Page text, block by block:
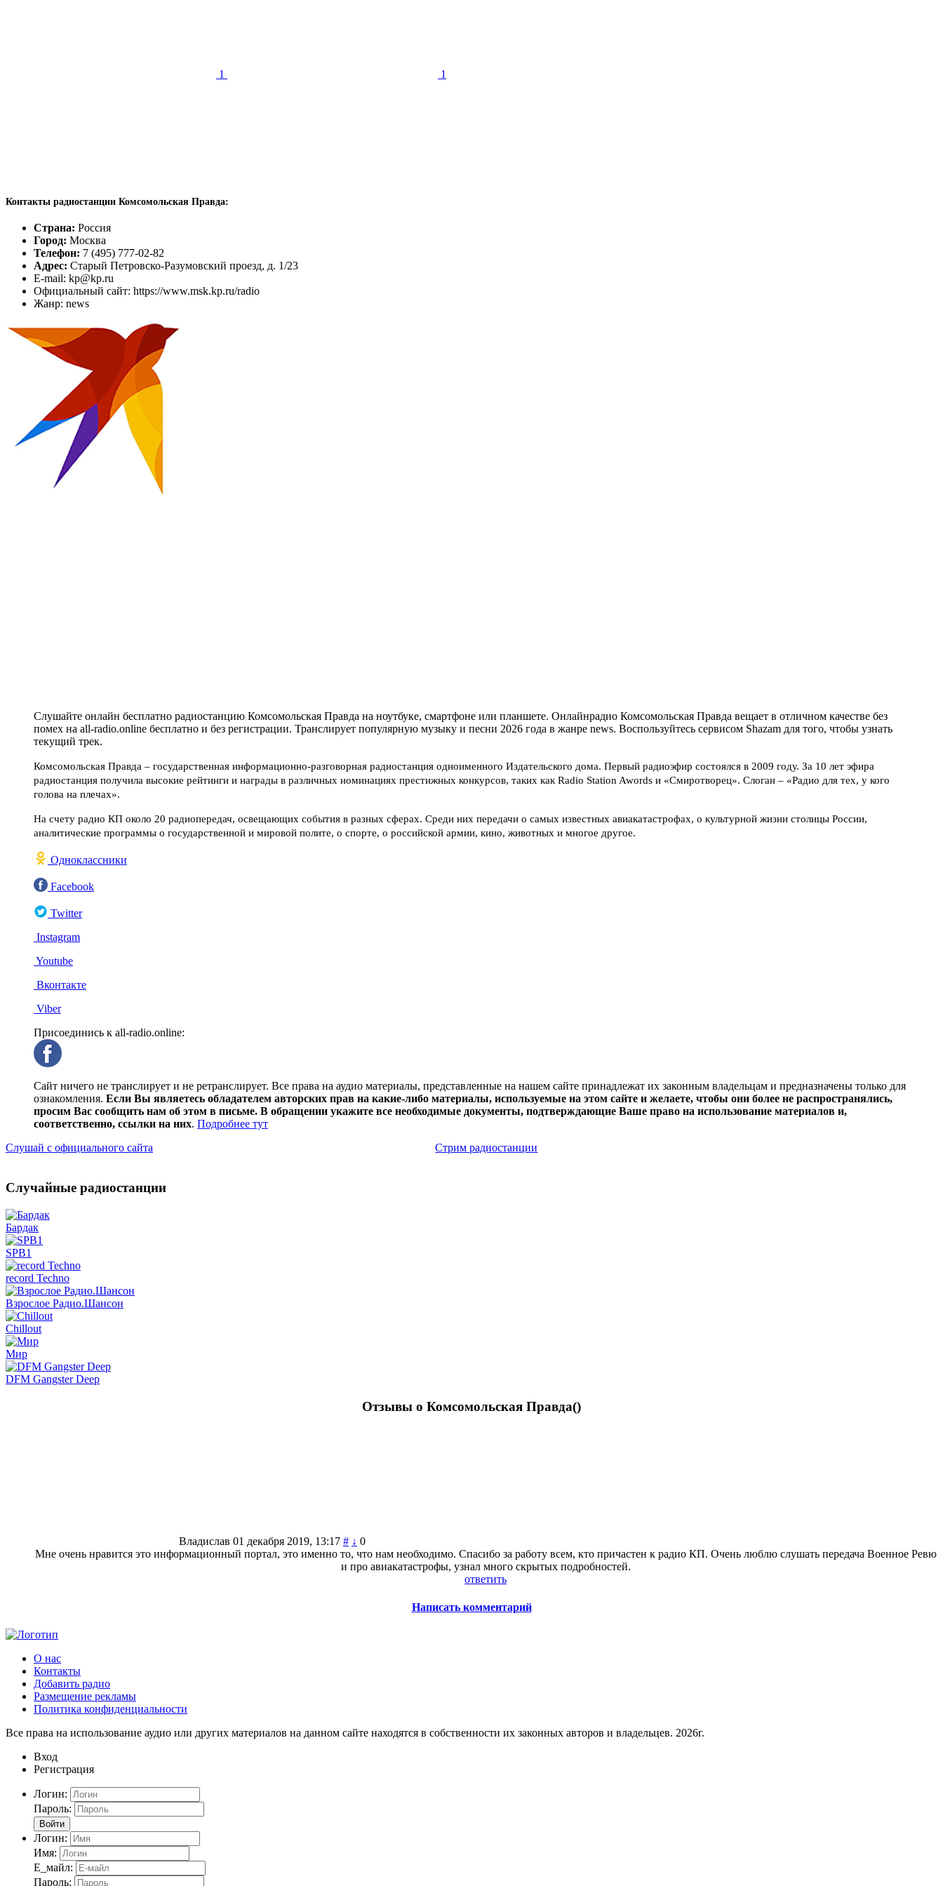
1 1
Контакты радиостанции Комсомольская Правда:
Страна: Россия
Город: Москва
Телефон: 7 (495) 777-02-82
Адрес: Старый Петровско-Разумовский проезд, д. 1/23
E-mail: kp@kp.ru
Официальный сайт: https://www.msk.kp.ru/radio
Жанр: news
Слушайте онлайн бесплатно радиостанцию Комсомольская Правда на ноутбуке, смартфоне или планшете. Онлайнрадио Комсомольская Правда вещает в отличном качестве без
помех на all-radio.online бесплатно и без регистрации. Транслирует популярную музыку и песни 2026 года в жанре news. Воспользуйтесь сервисом Shazam для того, чтобы узнать
текущий трек.
Комсомольская Правда – государственная информационно-разговорная радиостанция одноименного Издательского дома. Первый радиоэфир состоялся в 2009 году. За 10 лет эфира
радиостанция получила высокие рейтинги и награды в различных номинациях престижных конкурсов, таких как Radio Station Awords и «Смиротворец». Слоган – «Радио для тех, у кого
голова на плечах».
На счету радио КП около 20 радиопередач, освещающих события в разных сферах. Среди них передачи о самых известных авиакатастрофах, о культурной жизни столицы России,
аналитические программы о государственной и мировой полите, о спорте, о российской армии, кино, животных и многое другое.
Одноклассники
Facebook
Twitter
Instagram
Youtube
Вконтакте
Viber
Присоединись к all-radio.online:
Сайт ничего не транслирует и не ретранслирует. Все права на аудио материалы, представленные на нашем сайте принадлежат их законным владельцам и предназначены только для
ознакомления. Если Вы являетесь обладателем авторских прав на какие-либо материалы, используемые на этом сайте и желаете, чтобы они более не распространялись,
просим Вас сообщить нам об этом в письме. В обращении укажите все необходимые документы, подтверждающие Ваше право на использование материалов и,
соответственно, ссылки на них. Подробнее тут
Слушай с официального сайта
Стрим радиостанции
Случайные радиостанции
Бардак
SPB1
record Techno
Взрослое Радио.Шансон
Chillout
Мир
DFM Gangster Deep
Отзывы о Комсомольская Правда()
Владислав 01 декабря 2019, 13:17 # ↓ 0
Мне очень нравится это информационный портал, это именно то, что нам необходимо. Спасибо за работу всем, кто причастен к радио КП. Очень люблю слушать передача Военное Ревю
и про авиакатастрофы, узнал много скрытых подробностей.
ответить
Написать комментарий
О нас
Контакты
Добавить радио
Размещение рекламы
Политика конфиденциальности
Все права на использование аудио или других материалов на данном сайте находятся в собственности их законных авторов и владельцев. 2026г.
Вход
Регистрация
Логин:
Пароль:
Войти
Логин:
Имя:
Е_майл:
Пароль: